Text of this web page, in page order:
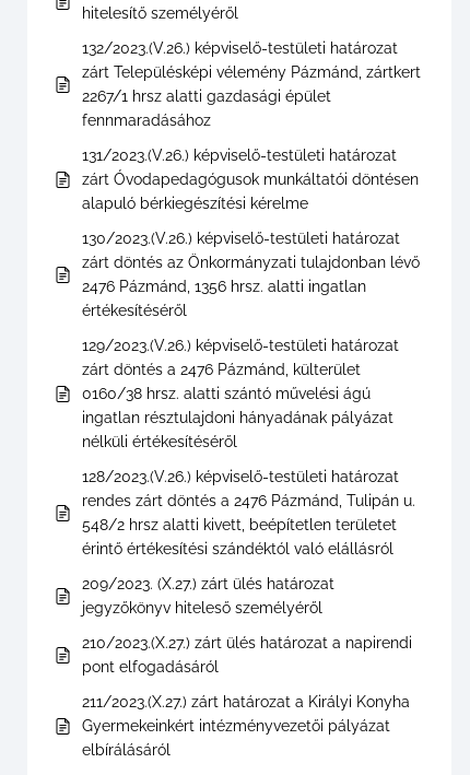
hitelesítő személyéről
132/2023.(V.26.) képviselő-testületi határozat
zárt Településképi vélemény Pázmánd, zártkert
2267/1 hrsz alatti gazdasági épület
fennmaradásához
131/2023.(V.26.) képviselő-testületi határozat
zárt Óvodapedagógusok munkáltatói döntésen
alapuló bérkiegészítési kérelme
130/2023.(V.26.) képviselő-testületi határozat
zárt döntés az Önkormányzati tulajdonban lévő
2476 Pázmánd, 1356 hrsz. alatti ingatlan
értékesítéséről
129/2023.(V.26.) képviselő-testületi határozat
zárt döntés a 2476 Pázmánd, külterület
0160/38 hrsz. alatti szántó művelési ágú
ingatlan résztulajdoni hányadának pályázat
nélküli értékesítéséről
128/2023.(V.26.) képviselő-testületi határozat
rendes zárt döntés a 2476 Pázmánd, Tulipán u.
548/2 hrsz alatti kivett, beépítetlen területet
érintő értékesítési szándéktól való elállásról
209/2023. (X.27.) zárt ülés határozat
jegyzőkönyv hiteleső személyéről
210/2023.(X.27.) zárt ülés határozat a napirendi
pont elfogadásáról
211/2023.(X.27.) zárt határozat a Királyi Konyha
Gyermekeinkért intézményvezetői pályázat
elbírálásáról